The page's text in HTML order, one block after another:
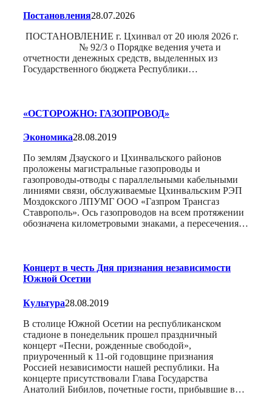
Постановления28.07.2026
ПОСТАНОВЛЕНИЕ г. Цхинвал от 20 июля 2026 г.
№ 92/3 о Порядке ведения учета и
отчетности денежных средств, выделенных из
Государственного бюджета Республики…
«ОСТОРОЖНО: ГАЗОПРОВОД»
Экономика28.08.2019
По землям Дзауского и Цхинвальского районов
проложены магистральные газопроводы и
газопроводы-отводы с параллельными кабельными
линиями связи, обслуживаемые Цхинвальским РЭП
Моздокского ЛПУМГ ООО «Газпром Трансгаз
Ставрополь». Ось газопроводов на всем протяжении
обозна­чена километровыми знаками, а пересечения…
Концерт в честь Дня признания независимости
Южной Осетии
Культура28.08.2019
В столице Южной Осетии на республиканском
стадионе в понедельник прошел праздничный
концерт «Песни, рожденные свободой»,
приуроченный к 11-ой годовщине признания
Россией независимости нашей республики. На
концерте присутствовали Глава Государства
Анатолий Бибилов, почетные гости, прибывшие в…